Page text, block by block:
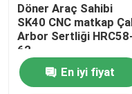
Döner Araç Sahibi
SK40 CNC matkap
Arbor Sertliği
62
En iyi fiyat